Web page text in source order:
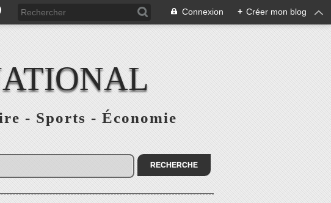
Connexion + Créer mon blog
- Sports - Économie